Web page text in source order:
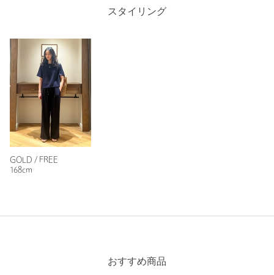
素材
洗濯表示
商品番号
スタイリング
GOLD / FREE
168cm
おすすめ商品